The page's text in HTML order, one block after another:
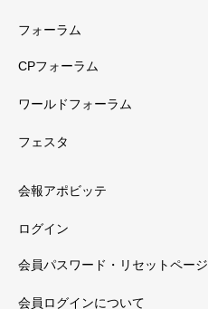
フォーラム
CPフォーラム
ワールドフォーラム
フェスタ
会報アポビッテ
ログイン
会員パスワード・リセットページ
会員ログインについて